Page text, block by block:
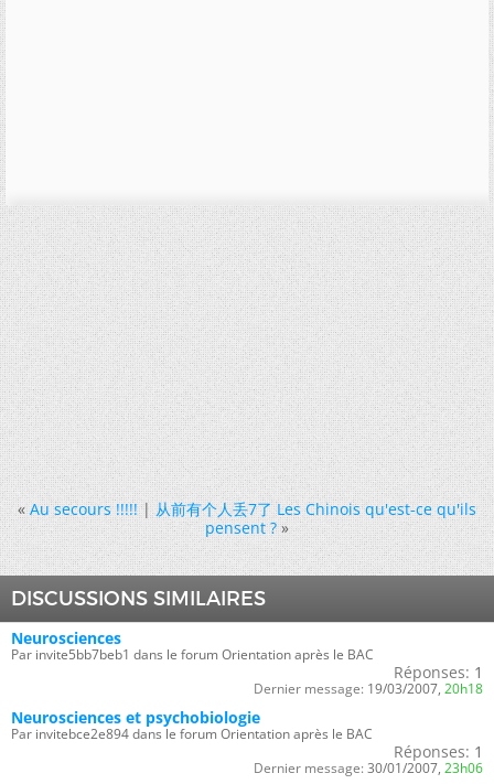
« Au secours !!!!!|从前有个人丢7了 Les Chinois qu'est-ce qu'ils
pensent ? »
DISCUSSIONS SIMILAIRES
Neurosciences
Par invite5bb7beb1 dans le forum Orientation après le BAC
Réponses: 1
Dernier message: 19/03/2007, 20h18
Neurosciences et psychobiologie
Par invitebce2e894 dans le forum Orientation après le BAC
Réponses: 1
Dernier message: 30/01/2007, 23h06